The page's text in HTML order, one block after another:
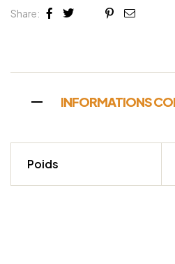
Share:
Facebook
TwitterLinkedin
Google+
Pinterest
Email
INFORMATIONS
Poids